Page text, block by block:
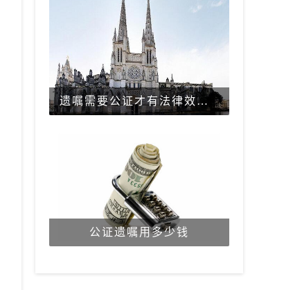
遗嘱需要公证才有法律效力吗？
公证遗嘱用多少钱